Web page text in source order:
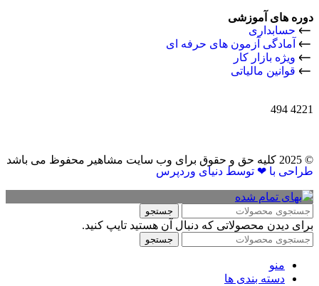
دوره های آموزشی
حسابداری
آمادگی آزمون های حرفه ای
ویژه بازار کار
قوانین مالیاتی
4221
494
© 2025 کلیه حق و حقوق برای وب سایت مشاهیر محفوظ می باشد
طراحی با ❤ توسط​ دنیای وردپرس
جستجو
برای دیدن محصولاتی که دنبال آن هستید تایپ کنید.
جستجو
منو
دسته بندی ها